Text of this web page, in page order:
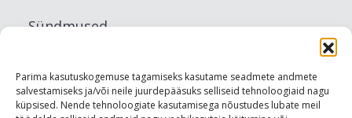
Parima kasutuskogemuse tagamiseks kasutame seadmete andmete
salvestamiseks ja/või neile juurdepääsuks selliseid tehnoloogiaid nagu
küpsised. Nende tehnoloogiate kasutamisega nõustudes lubate meil
Sündmused
Maitseelamused